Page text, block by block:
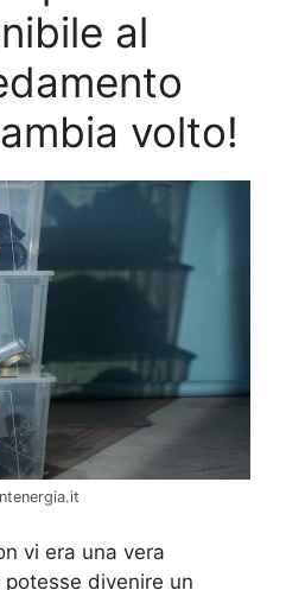
al
volto!
vi era una vera
divenire un